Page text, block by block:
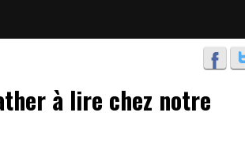
à lire chez notre